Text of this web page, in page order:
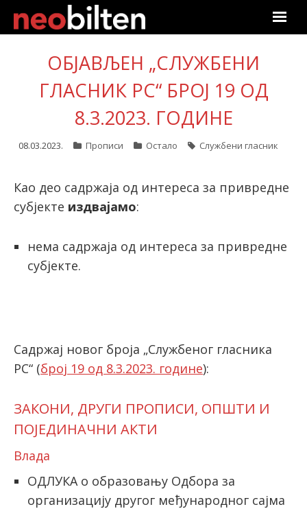
Почетна
Претрага
Актуелно
Подаци
Линкови
Претплата
latinica
ОБЈАВЉЕН „СЛУЖБЕНИ
ГЛАСНИК РС“ БРОЈ 19 ОД
8.3.2023. ГОДИНЕ
08.03.2023. Прописи Остало Службени гласник
Као део садржаја од интереса за привредне
субјекте издвајамо:
нема садржаја од интереса за привредне
субјекте.
Садржај новог броја „Службеног гласника
РС“ (број 19 од 8.3.2023. године):
ЗАКОНИ, ДРУГИ ПРОПИСИ, ОПШТИ И
ПОЈЕДИНАЧНИ АКТИ
Влада
ОДЛУКА о образовању Одбора за
организацију другог међународног сајма